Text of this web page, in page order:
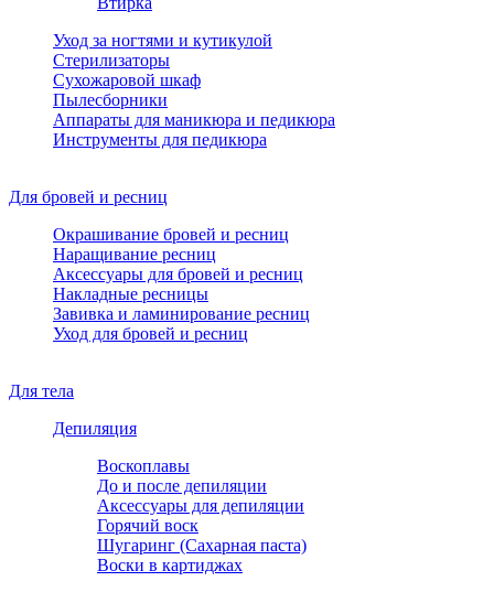
Уход за ногтями и кутикулой
Стерилизаторы
Сухожаровой шкаф
Пылесборники
Аппараты для маникюра и педикюра
Инструменты для педикюра
Для бровей и ресниц
Окрашивание бровей и ресниц
Наращивание ресниц
Аксессуары для бровей и ресниц
Накладные ресницы
Завивка и ламинирование ресниц
Уход для бровей и ресниц
Для тела
Депиляция
Воскоплавы
До и после депиляции
Аксессуары для депиляции
Горячий воск
Шугаринг (Сахарная паста)
Воски в картиджах